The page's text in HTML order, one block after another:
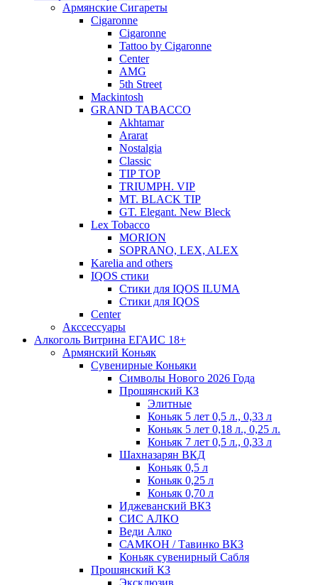
Армянские Сигареты
Cigaronne
Cigaronne
Tattoo by Cigaronne
Center
AMG
5th Street
Mackintosh
GRAND TABACCO
Akhtamar
Ararat
Nostalgia
Classic
TIP TOP
TRIUMPH. VIP
MT. BLACK TIP
GT. Elegant. New Bleck
Lex Tobacco
MORION
SOPRANO, LEX, ALEX
Karelia and others
IQOS стики
Стики для IQOS ILUMA
Стики для IQOS
Сenter
Акссессуары
Алкоголь Витрина ЕГАИС 18+
Армянский Коньяк
Сувенирные Коньяки
Символы Нового 2026 Года
Прошянский КЗ
Элитные
Коньяк 5 лет 0,5 л., 0,33 л
Коньяк 5 лет 0,18 л., 0,25 л.
Коньяк 7 лет 0,5 л., 0,33 л
Шахназарян ВКД
Коньяк 0,5 л
Коньяк 0,25 л
Коньяк 0,70 л
Иджеванский ВКЗ
СИС АЛКО
Веди Алко
САМКОН / Тавинко ВКЗ
Коньяк сувенирный Сабля
Прошянский КЗ
Эксклюзив